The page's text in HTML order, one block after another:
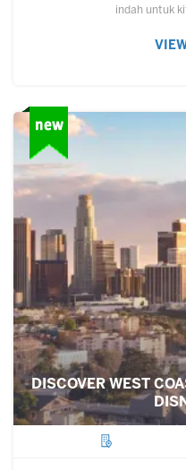
indah untuk
DISCOVER WEST